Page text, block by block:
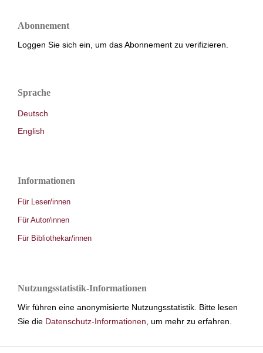
Abonnement
Loggen Sie sich ein, um das Abonnement zu verifizieren.
Sprache
Deutsch
English
Informationen
Für Leser/innen
Für Autor/innen
Für Bibliothekar/innen
Nutzungsstatistik-Informationen
Wir führen eine anonymisierte Nutzungsstatistik. Bitte lesen
Sie die Datenschutz-Informationen , um mehr zu erfahren.